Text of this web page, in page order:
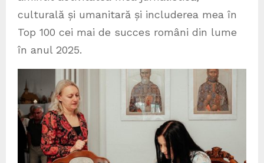
culturală și umanitară și includerea mea în
Top 100 cei mai de succes români din lume
în anul 2025.